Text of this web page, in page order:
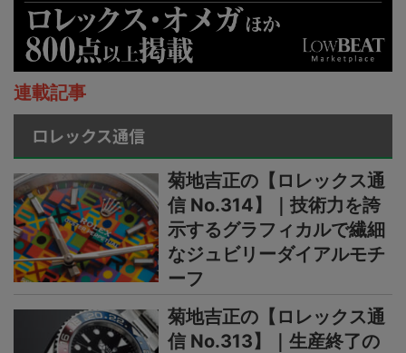
連載記事
ロレックス通信
菊地吉正の【ロレックス通
信 No.314】｜技術力を誇
示するグラフィカルで繊細
なジュビリーダイアルモチ
ーフ
菊地吉正の【ロレックス通
信 No.313】｜生産終了の